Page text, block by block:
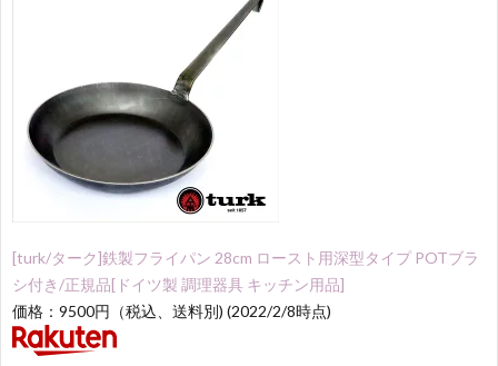
[turk/ターク]鉄製フライパン 28cm ロースト用深型タイプ POTブラ
シ付き/正規品[ドイツ製 調理器具 キッチン用品]
価格：9500円（税込、送料別) (2022/2/8時点)